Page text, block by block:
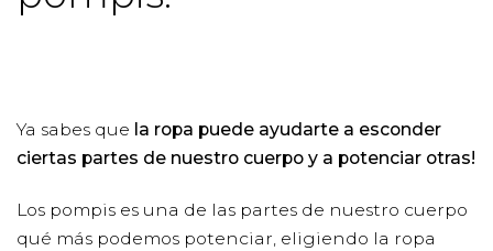
Ya sabes que la ropa puede ayudarte a esconder
ciertas partes de nuestro cuerpo y a potenciar otras!
Los pompis es una de las partes de nuestro cuerpo
qué más podemos potenciar, eligiendo la ropa